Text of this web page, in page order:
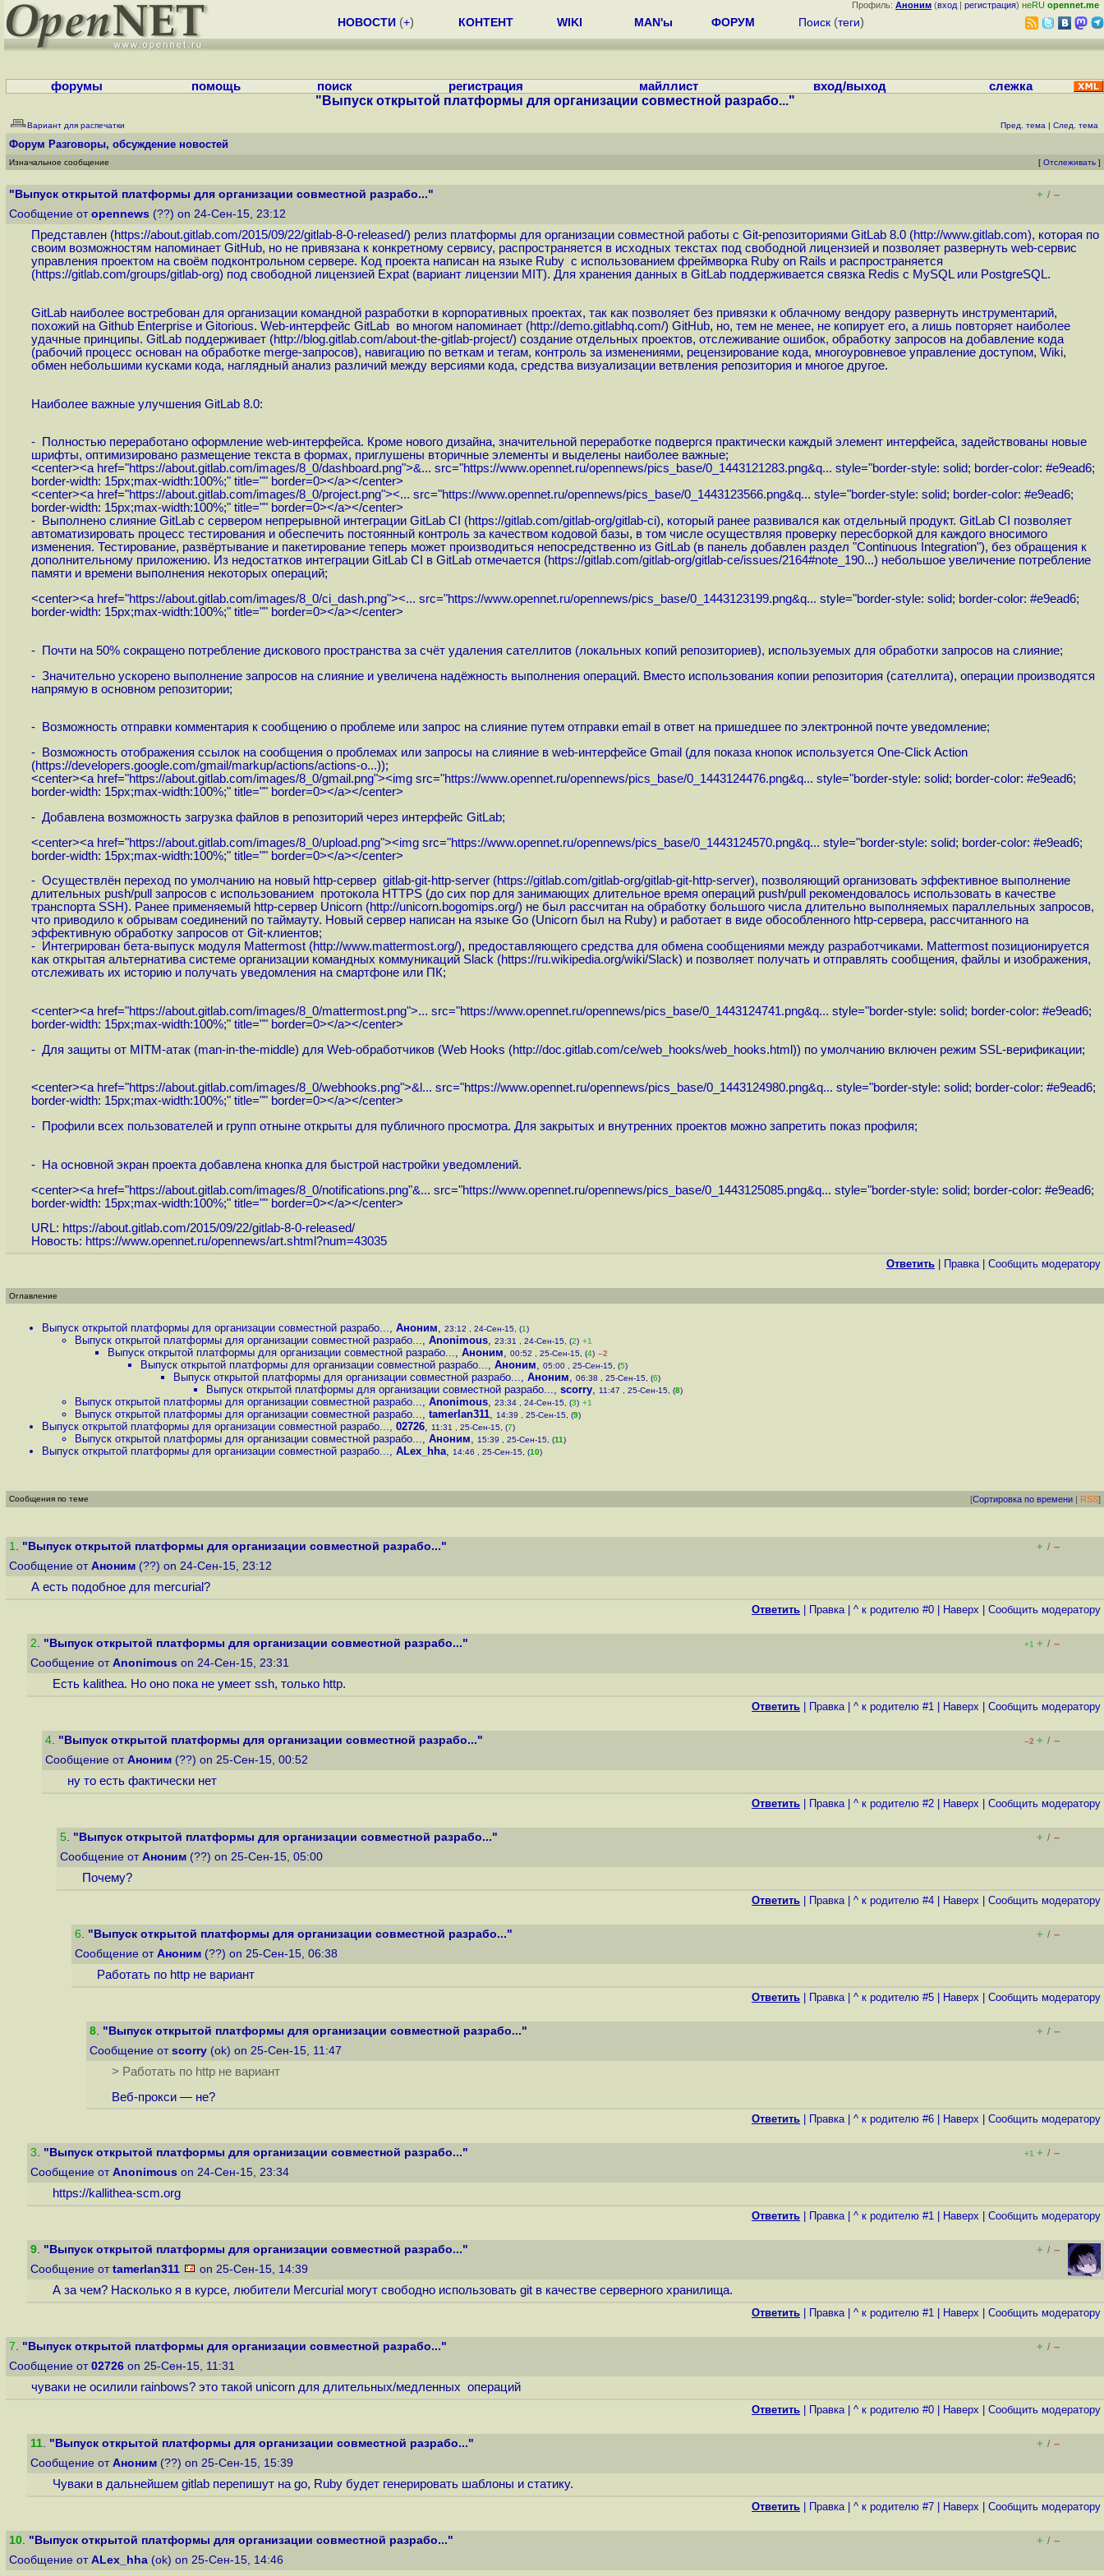
Профиль: Аноним (вход | регистрация) неRU opennet.me
НОВОСТИ (+) КОНТЕНТ WIKI MAN'ы ФОРУМ Поиск (теги)
форумы помощь поиск регистрация майллист вход/выход слежка
"Выпуск открытой платформы для организации совместной разрабо..."
Вариант для распечатки Пред. тема | След. тема
Форум Разговоры, обсуждение новостей
Изначальное сообщение [ Отслеживать ]
"Выпуск открытой платформы для организации совместной разрабо..." + / –
Сообщение от opennews (??) on 24-Сен-15, 23:12
Представлен (https://about.gitlab.com/2015/09/22/gitlab-8-0-released/) релиз платформы для организации совместной работы с Git-репозиториями GitLab 8.0 (http://www.gitlab.com), которая по
своим возможностям напоминает GitHub, но не привязана к конкретному сервису, распространяется в исходных текстах под свободной лицензией и позволяет развернуть web-сервис
управления проектом на своём подконтрольном сервере. Код проекта написан на языке Ruby с использованием фреймворка Ruby on Rails и распространяется
(https://gitlab.com/groups/gitlab-org) под свободной лицензией Expat (вариант лицензии MIT). Для хранения данных в GitLab поддерживается связка Redis с MySQL или PostgreSQL.
GitLab наиболее востребован для организации командной разработки в корпоративных проектах, так как позволяет без привязки к облачному вендору развернуть инструментарий,
похожий на Github Enterprise и Gitorious. Web-интерфейс GitLab во многом напоминает (http://demo.gitlabhq.com/) GitHub, но, тем не менее, не копирует его, а лишь повторяет наиболее
удачные принципы. GitLab поддерживает (http://blog.gitlab.com/about-the-gitlab-project/) создание отдельных проектов, отслеживание ошибок, обработку запросов на добавление кода
(рабочий процесс основан на обработке merge-запросов), навигацию по веткам и тегам, контроль за изменениями, рецензирование кода, многоуровневое управление доступом, Wiki,
обмен небольшими кусками кода, наглядный анализ различий между версиями кода, средства визуализации ветвления репозитория и многое другое.
Наиболее важные улучшения GitLab 8.0:
- Полностью переработано оформление web-интерфейса. Кроме нового дизайна, значительной переработке подвергся практически каждый элемент интерфейса, задействованы новые
шрифты, оптимизировано размещение текста в формах, приглушены вторичные элементы и выделены наиболее важные;
<center><a href="https://about.gitlab.com/images/8_0/dashboard.png">&... src="https://www.opennet.ru/opennews/pics_base/0_1443121283.png&q... style="border-style: solid; border-color: #e9ead6;
border-width: 15px;max-width:100%;" title="" border=0></a></center>
<center><a href="https://about.gitlab.com/images/8_0/project.png"><... src="https://www.opennet.ru/opennews/pics_base/0_1443123566.png&q... style="border-style: solid; border-color: #e9ead6;
border-width: 15px;max-width:100%;" title="" border=0></a></center>
- Выполнено слияние GitLab с сервером непрерывной интеграции GitLab CI (https://gitlab.com/gitlab-org/gitlab-ci), который ранее развивался как отдельный продукт. GitLab CI позволяет
автоматизировать процесс тестирования и обеспечить постоянный контроль за качеством кодовой базы, в том числе осуществляя проверку пересборкой для каждого вносимого
изменения. Тестирование, развёртывание и пакетирование теперь может производиться непосредственно из GitLab (в панель добавлен раздел "Continuous Integration"), без обращения к
дополнительному приложению. Из недостатков интеграции GitLab CI в GitLab отмечается (https://gitlab.com/gitlab-org/gitlab-ce/issues/2164#note_190...) небольшое увеличение потребление
памяти и времени выполнения некоторых операций;
<center><a href="https://about.gitlab.com/images/8_0/ci_dash.png"><... src="https://www.opennet.ru/opennews/pics_base/0_1443123199.png&q... style="border-style: solid; border-color: #e9ead6;
border-width: 15px;max-width:100%;" title="" border=0></a></center>
- Почти на 50% сокращено потребление дискового пространства за счёт удаления сателлитов (локальных копий репозиториев), используемых для обработки запросов на слияние;
- Значительно ускорено выполнение запросов на слияние и увеличена надёжность выполнения операций. Вместо использования копии репозитория (сателлита), операции производятся
напрямую в основном репозитории;
- Возможность отправки комментария к сообщению о проблеме или запрос на слияние путем отправки email в ответ на пришедшее по электронной почте уведомление;
- Возможность отображения ссылок на сообщения о проблемах или запросы на слияние в web-интерфейсе Gmail (для показа кнопок используется One-Click Action
(https://developers.google.com/gmail/markup/actions/actions-o...));
<center><a href="https://about.gitlab.com/images/8_0/gmail.png"><imgsrc="https://www.opennet.ru/opennews/pics_base/0_1443124476.png&q... style="border-style: solid; border-color: #e9ead6;
border-width: 15px;max-width:100%;" title="" border=0></a></center>
- Добавлена возможность загрузка файлов в репозиторий через интерфейс GitLab;
<center><a href="https://about.gitlab.com/images/8_0/upload.png"><imgsrc="https://www.opennet.ru/opennews/pics_base/0_1443124570.png&q... style="border-style: solid; border-color: #e9ead6;
border-width: 15px;max-width:100%;" title="" border=0></a></center>
- Осуществлён переход по умолчанию на новый http-сервер gitlab-git-http-server (https://gitlab.com/gitlab-org/gitlab-git-http-server), позволяющий организовать эффективное выполнение
длительных push/pull запросов с использованием протокола HTTPS (до сих пор для занимающих длительное время операций push/pull рекомендовалось использовать в качестве
транспорта SSH). Ранее применяемый http-сервер Unicorn (http://unicorn.bogomips.org/) не был рассчитан на обработку большого числа длительно выполняемых параллельных запросов,
что приводило к обрывам соединений по таймауту. Новый сервер написан на языке Go (Unicorn был на Ruby) и работает в виде обособленного http-сервера, рассчитанного на
эффективную обработку запросов от Git-клиентов;
- Интегрирован бета-выпуск модуля Mattermost (http://www.mattermost.org/), предоставляющего средства для обмена сообщениями между разработчиками. Mattermost позиционируется
как открытая альтернатива системе организации командных коммуникаций Slack (https://ru.wikipedia.org/wiki/Slack) и позволяет получать и отправлять сообщения, файлы и изображения,
отслеживать их историю и получать уведомления на смартфоне или ПК;
<center><a href="https://about.gitlab.com/images/8_0/mattermost.png">... src="https://www.opennet.ru/opennews/pics_base/0_1443124741.png&q... style="border-style: solid; border-color: #e9ead6;
border-width: 15px;max-width:100%;" title="" border=0></a></center>
- Для защиты от MITM-атак (man-in-the-middle) для Web-обработчиков (Web Hooks (http://doc.gitlab.com/ce/web_hooks/web_hooks.html )) по умолчанию включен режим SSL-верификации;
<center><a href="https://about.gitlab.com/images/8_0/webhooks.png">&l... src="https://www.opennet.ru/opennews/pics_base/0_1443124980.png&q... style="border-style: solid; border-color: #e9ead6;
border-width: 15px;max-width:100%;" title="" border=0></a></center>
- Профили всех пользователей и групп отныне открыты для публичного просмотра. Для закрытых и внутренних проектов можно запретить показ профиля;
- На основной экран проекта добавлена кнопка для быстрой настройки уведомлений.
<center><a href="https://about.gitlab.com/images/8_0/notifications.png"&... src="https://www.opennet.ru/opennews/pics_base/0_1443125085.png&q... style="border-style: solid; border-color: #e9ead6;
border-width: 15px;max-width:100%;" title="" border=0></a></center>
URL: https://about.gitlab.com/2015/09/22/gitlab-8-0-released/
Новость: https://www.opennet.ru/opennews/art.shtml?num=43035
Ответить Правка| Cообщить модератору
Оглавление
Выпуск открытой платформы для организации совместной разрабо..., Аноним, 23:12 , 24-Сен-15, (1)
Выпуск открытой платформы для организации совместной разрабо..., Anonimous, 23:31 , 24-Сен-15, (2) +1
Выпуск открытой платформы для организации совместной разрабо..., Аноним, 00:52 , 25-Сен-15, (4) –2
Выпуск открытой платформы для организации совместной разрабо..., Аноним, 05:00 , 25-Сен-15, (5)
Выпуск открытой платформы для организации совместной разрабо..., Аноним, 06:38 , 25-Сен-15, (6)
Выпуск открытой платформы для организации совместной разрабо..., scorry, 11:47 , 25-Сен-15, (8)
Выпуск открытой платформы для организации совместной разрабо..., Anonimous, 23:34 , 24-Сен-15, (3) +1
Выпуск открытой платформы для организации совместной разрабо..., tamerlan311, 14:39 , 25-Сен-15, (9)
Выпуск открытой платформы для организации совместной разрабо..., 02726, 11:31 , 25-Сен-15, (7)
Выпуск открытой платформы для организации совместной разрабо..., Аноним, 15:39 , 25-Сен-15, (11)
Выпуск открытой платформы для организации совместной разрабо..., ALex_hha, 14:46 , 25-Сен-15, (10)
Сообщения по теме [Сортировка по времени | RSS]
1. "Выпуск открытой платформы для организации совместной разрабо..." + / –
Сообщение от Аноним (??) on 24-Сен-15, 23:12
А есть подобное для mercurial?
Ответить Правка| ^ к родителю #0 Наверх Cообщить модератору
2. "Выпуск открытой платформы для организации совместной разрабо..." +1 + / –
Сообщение от Anonimous on 24-Сен-15, 23:31
Есть kalithea. Но оно пока не умеет ssh, только http.
Ответить Правка| ^ к родителю #1 Наверх Cообщить модератору
4. "Выпуск открытой платформы для организации совместной разрабо..." –2 + / –
Сообщение от Аноним (??) on 25-Сен-15, 00:52
ну то есть фактически нет
Ответить Правка| ^ к родителю #2 Наверх Cообщить модератору
5. "Выпуск открытой платформы для организации совместной разрабо..." + / –
Сообщение от Аноним (??) on 25-Сен-15, 05:00
Почему?
Ответить Правка| ^ к родителю #4 Наверх Cообщить модератору
6. "Выпуск открытой платформы для организации совместной разрабо..." + / –
Сообщение от Аноним (??) on 25-Сен-15, 06:38
Работать по http не вариант
Ответить Правка| ^ к родителю #5 Наверх Cообщить модератору
8. "Выпуск открытой платформы для организации совместной разрабо..." + / –
Сообщение от scorry (ok) on 25-Сен-15, 11:47
> Работать по http не вариант
Веб-прокси — не?
Ответить Правка| ^ к родителю #6 Наверх Cообщить модератору
3. "Выпуск открытой платформы для организации совместной разрабо..." +1 + / –
Сообщение от Anonimous on 24-Сен-15, 23:34
https://kallithea-scm.org
Ответить Правка| ^ к родителю #1 Наверх Cообщить модератору
9. "Выпуск открытой платформы для организации совместной разрабо..." + / –
Сообщение от tamerlan311 on 25-Сен-15, 14:39
А за чем? Насколько я в курсе, любители Mercurial могут свободно использовать git в качестве серверного хранилища.
Ответить Правка| ^ к родителю #1 Наверх Cообщить модератору
7. "Выпуск открытой платформы для организации совместной разрабо..." + / –
Сообщение от 02726 on 25-Сен-15, 11:31
чуваки не осилили rainbows? это такой unicorn для длительных/медленных операций
Ответить Правка| ^ к родителю #0 Наверх Cообщить модератору
11. "Выпуск открытой платформы для организации совместной разрабо..." + / –
Сообщение от Аноним (??) on 25-Сен-15, 15:39
Чуваки в дальнейшем gitlab перепишут на go, Ruby будет генерировать шаблоны и статику.
Ответить Правка| ^ к родителю #7 Наверх Cообщить модератору
10. "Выпуск открытой платформы для организации совместной разрабо..." + / –
Сообщение от ALex_hha (ok) on 25-Сен-15, 14:46